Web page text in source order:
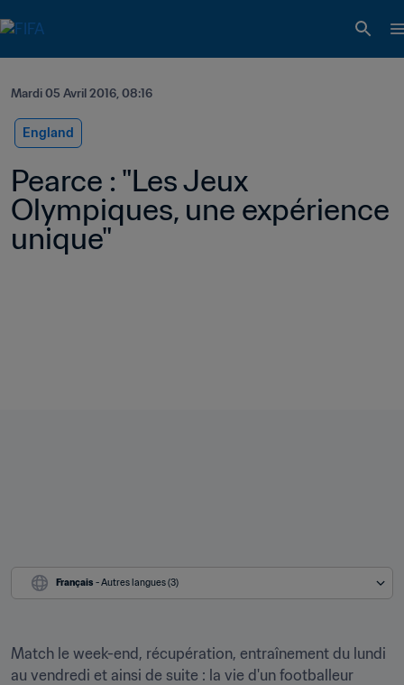
Mardi 05 Avril 2016, 08:16
England
Pearce : "Les Jeux
Olympiques, une expérience
unique"
Français - Autres langues (3)
Match le week-end, récupération, entraînement du lundi
au vendredi et ainsi de suite : la vie d'un footballeur